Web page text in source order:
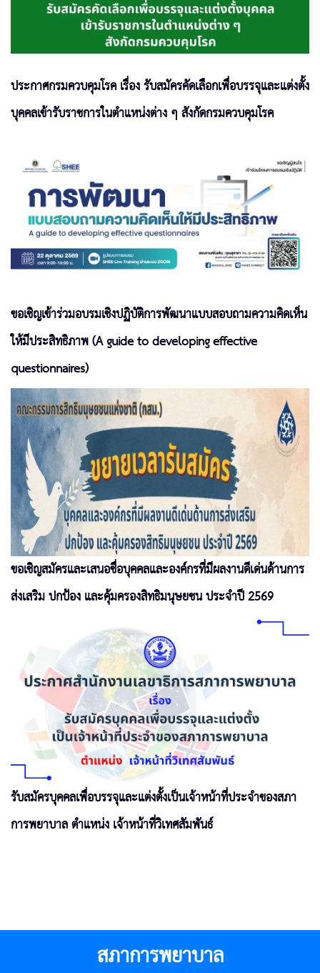
ประกาศกรมควบคุมโรค เรื่อง รับสมัครคัดเลือกเพื่อบรรจุและแต่งตั้ง
บุคคลเข้ารับราชการในตำแหน่งต่าง ๆ สังกัดกรมควบคุมโรค
ขอเชิญเข้าร่วมอบรมเชิงปฏิบัติการพัฒนาแบบสอบถามความคิดเห็น
ให้มีประสิทธิภาพ (A guide to developing effective
questionnaires)
ขอเชิญสมัครและเสนอชื่อบุคคลและองค์กรที่มีผลงานดีเด่นด้านการ
ส่งเสริม ปกป้อง และคุ้มครองสิทธิมนุษยชน ประจำปี 2569
รับสมัครบุคคลเพื่อบรรจุและแต่งตั้งเป็นเจ้าหน้าที่ประจำของสภา
การพยาบาล ตำแหน่ง เจ้าหน้าที่วิเทศสัมพันธ์
สภาการพยาบาล